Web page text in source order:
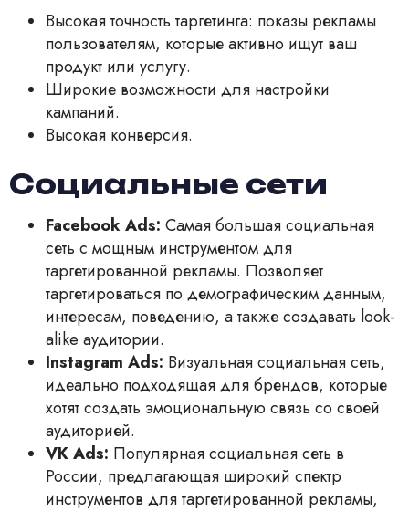
Высокая точность таргетинга: показы рекламы
пользователям, которые активно ищут ваш
продукт или услугу.
Широкие возможности для настройки
кампаний.
Высокая конверсия.
Социальные сети
Facebook Ads: Самая большая социальная
сеть с мощным инструментом для
таргетированной рекламы. Позволяет
таргетироваться по демографическим данным,
интересам, поведению, а также создавать look-
alike аудитории.
Instagram Ads: Визуальная социальная сеть,
идеально подходящая для брендов, которые
хотят создать эмоциональную связь со своей
аудиторией.
VK Ads: Популярная социальная сеть в
России, предлагающая широкий спектр
инструментов для таргетированной рекламы,